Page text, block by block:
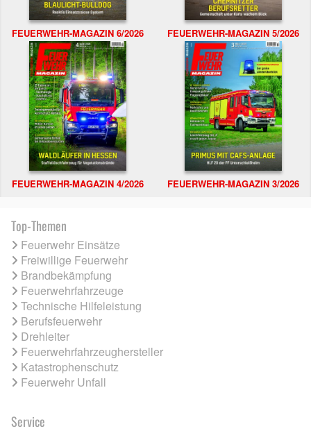
FEUERWEHR-MAGAZIN 6/2026 FEUERWEHR-MAGAZIN 5/2026
FEUERWEHR-MAGAZIN 4/2026 FEUERWEHR-MAGAZIN 3/2026
Top-Themen
Feuerwehr Einsätze
Freiwillige Feuerwehr
Brandbekämpfung
Feuerwehrfahrzeuge
Technische Hilfeleistung
Berufsfeuerwehr
Drehleiter
Feuerwehrfahrzeughersteller
Katastrophenschutz
Feuerwehr Unfall
Service